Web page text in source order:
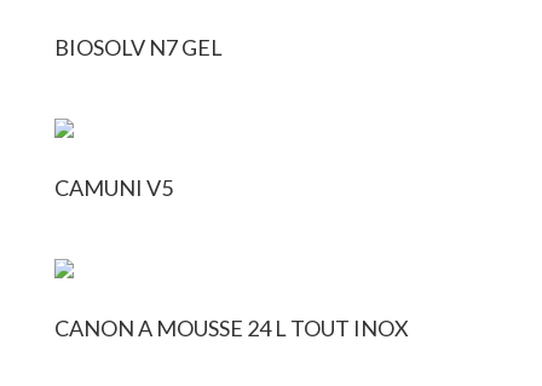
BIOSOLV N7 GEL
CAMUNI V5
CANON A MOUSSE 24 L TOUT INOX